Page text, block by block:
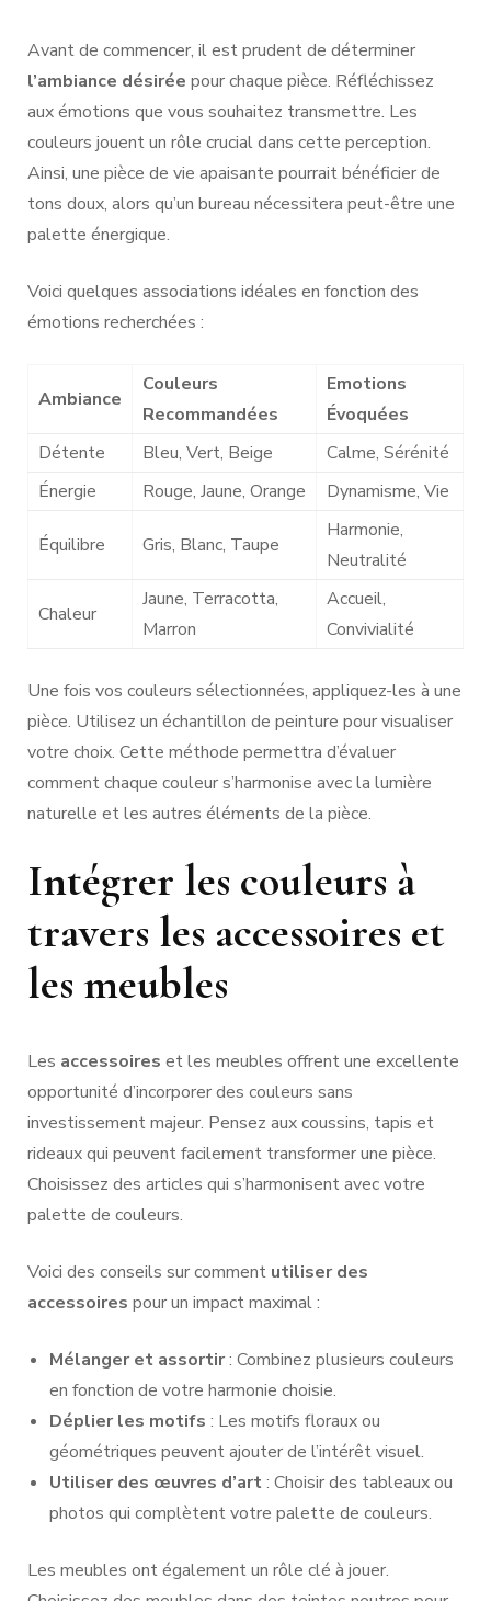
Avant de commencer, il est prudent de déterminer
l’ambiance désirée pour chaque pièce. Réfléchissez
aux émotions que vous souhaitez transmettre. Les
couleurs jouent un rôle crucial dans cette perception.
Ainsi, une pièce de vie apaisante pourrait bénéficier de
tons doux, alors qu’un bureau nécessitera peut-être une
palette énergique.
Voici quelques associations idéales en fonction des
émotions recherchées :
Ambiance
Couleurs
Recommandées
Emotions
Évoquées
Détente
Bleu, Vert, Beige
Calme, Sérénité
Énergie
Rouge, Jaune, Orange Dynamisme, Vie
Équilibre Gris, Blanc, Taupe
Harmonie,
Neutralité
Chaleur
Jaune, Terracotta,
Marron
Accueil,
Convivialité
Une fois vos couleurs sélectionnées, appliquez-les à une
pièce. Utilisez un échantillon de peinture pour visualiser
votre choix. Cette méthode permettra d’évaluer
comment chaque couleur s’harmonise avec la lumière
naturelle et les autres éléments de la pièce.
Intégrer les couleurs à
travers les accessoires et
les meubles
Les accessoires et les meubles offrent une excellente
opportunité d’incorporer des couleurs sans
investissement majeur. Pensez aux coussins, tapis et
rideaux qui peuvent facilement transformer une pièce.
Choisissez des articles qui s’harmonisent avec votre
palette de couleurs.
Voici des conseils sur comment utiliser des
accessoires pour un impact maximal :
Mélanger et assortir: Combinez plusieurs couleurs
en fonction de votre harmonie choisie.
Déplier les motifs : Les motifs floraux ou
géométriques peuvent ajouter de l’intérêt visuel.
Utiliser des œuvres d’art: Choisir des tableaux ou
photos qui complètent votre palette de couleurs.
Les meubles ont également un rôle clé à jouer.